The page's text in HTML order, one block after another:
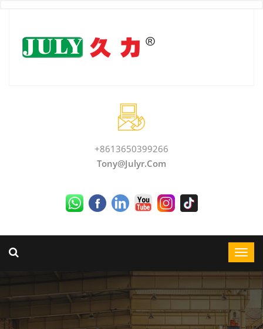
+8613650399266
Tony@julyr.com